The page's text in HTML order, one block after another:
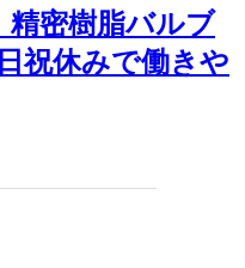
精密樹脂バルブ
祝休みで働きや